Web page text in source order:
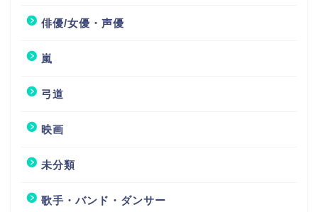
俳優/女優・声優
嵐
弓道
映画
未分類
歌手・バンド・ダンサー